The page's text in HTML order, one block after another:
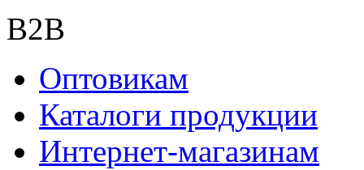
B2B
Оптовикам
Каталоги продукции
Интернет-магазинам